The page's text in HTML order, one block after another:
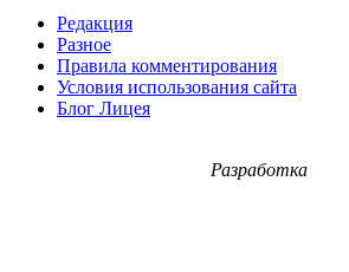
Редакция
Разное
Правила комментирования
Условия использования сайта
Блог Лицея
Разработка